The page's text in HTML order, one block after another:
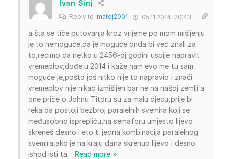
Ivan Sinj
Reply to matej2001 05.11.2014. 20:43
a šta se tiče putovanja kroz vrijeme po mom mišljenju
je to nemoguće,da je moguće onda bi već znali za
to,recimo da netko u 2456-oj godini uspije napravit
vremeplov,dođe u 2014 i kaže nam evo me tu sam
moguće je,pošto još nitko nije to napravio i znači
vremeplov nije nikad izmišljen bar ne na našoj zemlji a
one priče o Johnu Titoru su za malu djecu,prije bi
reka da postoji bezbroj paralelnih svemira koji se
međusobno isprepliću,na semaforu umjesto lijevo
skreneš desno i eto ti jedna kombinacija paralelnog
svemira,ako je na kraju dana skrenuo lijevo i desno
ishod isti ta… Read more »